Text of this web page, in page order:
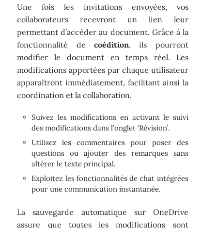
Une fois les invitations envoyées, vos
collaborateurs recevront un lien leur
permettant d’accéder au document. Grâce à la
fonctionnalité de coédition, ils pourront
modifier le document en temps réel. Les
modifications apportées par chaque utilisateur
apparaîtront immédiatement, facilitant ainsi la
coordination et la collaboration.
Suivez les modifications en activant le suivi
des modifications dans l’onglet ‘Révision’.
Utilisez les commentaires pour poser des
questions ou ajouter des remarques sans
altérer le texte principal.
Exploitez les fonctionnalités de chat intégrées
pour une communication instantanée.
La sauvegarde automatique sur OneDrive
assure que toutes les modifications sont